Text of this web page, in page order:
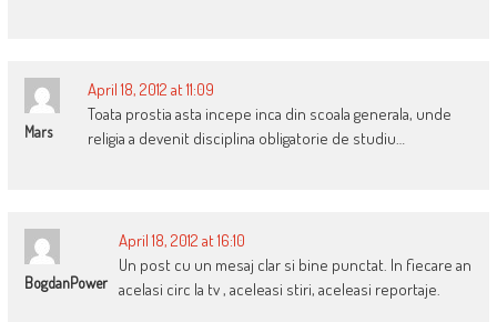
Mars
April 18, 2012 at 11:09
Toata prostia asta incepe inca din scoala generala, unde
religia a devenit disciplina obligatorie de studiu…
BogdanPower
April 18, 2012 at 16:10
Un post cu un mesaj clar si bine punctat. In fiecare an
acelasi circ la tv , aceleasi stiri, aceleasi reportaje.